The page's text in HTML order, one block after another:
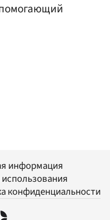
информация
конфиденциальности